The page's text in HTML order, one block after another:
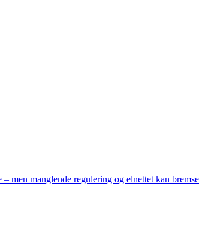
men manglende regulering og elnettet kan